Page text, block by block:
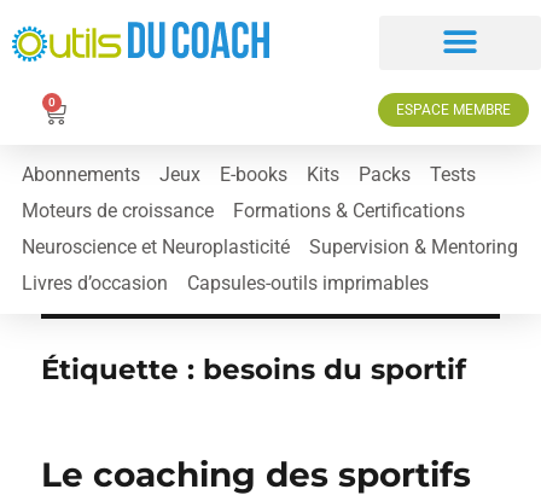
0 ESPACE MEMBRE
Abonnements Jeux E-books Kits Packs
Tests
Moteurs de croissance
Formations & Certifications
Neuroscience et Neuroplasticité
Supervision & Mentoring
Livres d’occasion
Capsules-outils imprimables
Étiquette : besoins du sportif
Le coaching des sportifs